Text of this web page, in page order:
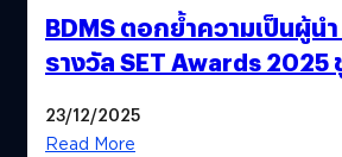
BDMS ตอกย้ำความเป็นผู้น
รางวัล SET Awards 2025
สุขภาพไทยสู่ความยั่งยืน
23/12/2025
Read More